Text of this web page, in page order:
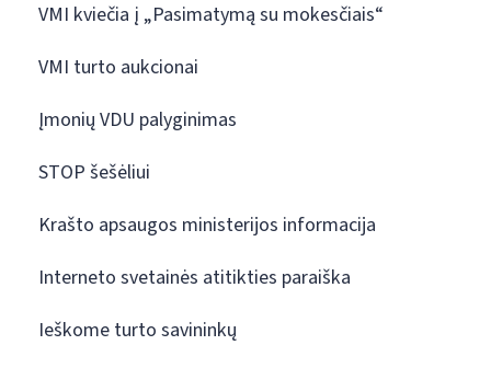
VMI kviečia į „Pasimatymą su mokesčiais“
VMI turto aukcionai
Įmonių VDU palyginimas
STOP šešėliui
Krašto apsaugos ministerijos informacija
Interneto svetainės atitikties paraiška
Ieškome turto savininkų